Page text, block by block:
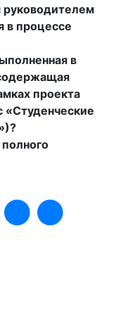
в процессе
в
проекта
«Студенческие